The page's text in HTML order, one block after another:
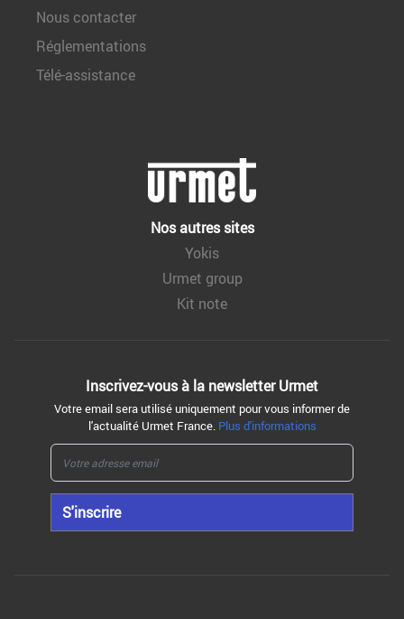
Nous contacter
Réglementations
Télé-assistance
Nos autres sites
Yokis
Urmet group
Kit note
Inscrivez-vous à la newsletter Urmet
Votre email sera utilisé uniquement pour vous informer de
l'actualité Urmet France. Plus d'informations
S'inscrire